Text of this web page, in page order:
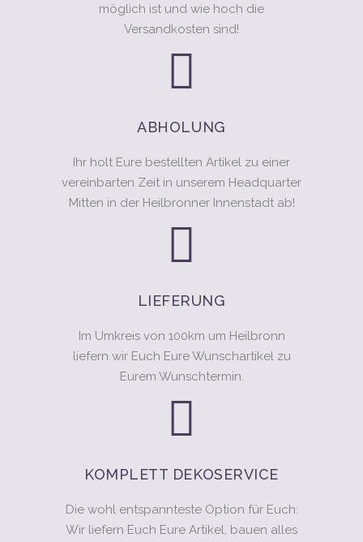
möglich ist und wie hoch die
Versandkosten sind!
ABHOLUNG
Ihr holt Eure bestellten Artikel zu einer
vereinbarten Zeit in unserem Headquarter
Mitten in der Heilbronner Innenstadt ab!
LIEFERUNG
Im Umkreis von 100km um Heilbronn
liefern wir Euch Eure Wunschartikel zu
Eurem Wunschtermin.
KOMPLETT DEKOSERVICE
Die wohl entspannteste Option für Euch:
Wir liefern Euch Eure Artikel, bauen alles